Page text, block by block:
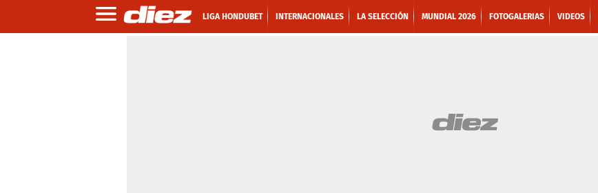
LIGA HONDUBET INTERNACIONALES LA SELECCIÓN MUNDIAL 2026 FOTOGALERIAS VIDEOS